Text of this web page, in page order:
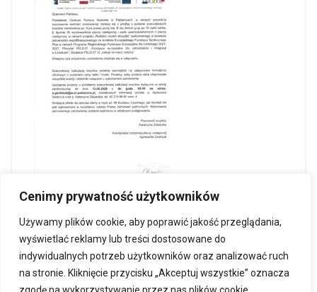
Cenimy prywatność użytkowników
Używamy plików cookie, aby poprawić jakość przeglądania,
wyświetlać reklamy lub treści dostosowane do
indywidualnych potrzeb użytkowników oraz analizować ruch
na stronie. Kliknięcie przycisku „Akceptuj wszystkie” oznacza